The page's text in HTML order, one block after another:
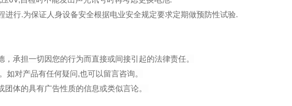
行.为保证人身设备安全根据电业安全规定要求定期做预防性试验.
承担一切因您的行为而直接或间接引起的法律责任。
如对产品有任何疑问,也可以留言咨询。
体的具有广告性质的信息或类似言论。